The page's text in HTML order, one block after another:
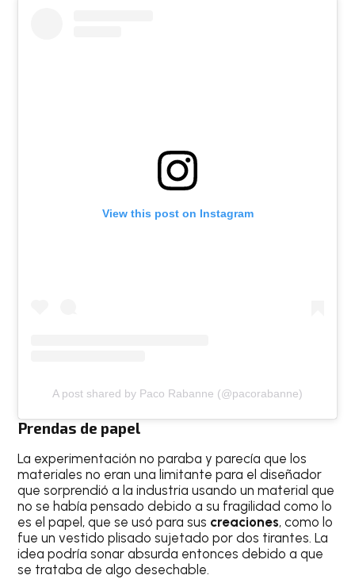
View this post on Instagram
A post shared by Paco Rabanne (@pacorabanne)
Prendas de papel
La experimentación no paraba y parecía que los
materiales no eran una limitante para el diseñador
que sorprendió a la industria usando un material que
no se había pensado debido a su fragilidad como lo
es el papel, que se usó para sus creaciones, como lo
fue un vestido plisado sujetado por dos tirantes. La
idea podría sonar absurda entonces debido a que
se trataba de algo desechable.